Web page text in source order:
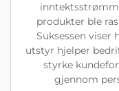
produkter ble
Suksessen viser
utstyr hjelper
styrke
gjennom